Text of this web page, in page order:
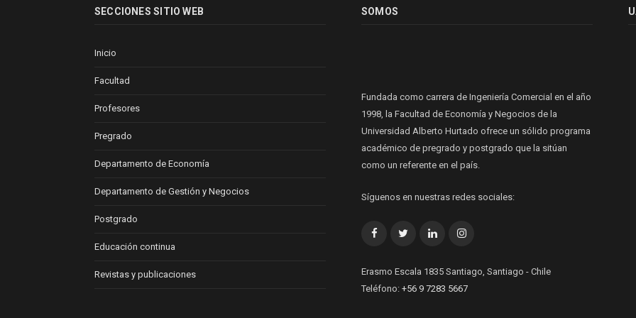
SECCIONES SITIO WEB
Inicio
Facultad
Profesores
Pregrado
Departamento de Economía
Departamento de Gestión y Negocios
Postgrado
Educación continua
Revistas y publicaciones
SOMOS
Fundada como carrera de Ingeniería Comercial en el año
1998, la Facultad de Economía y Negocios de la
Universidad Alberto Hurtado ofrece un sólido programa
académico de pregrado y postgrado que la sitúan
como un referente en el país.
Síguenos en nuestras redes sociales:
FacebookTwitterLinkedInInstagram
Erasmo Escala 1835 Santiago, Santiago - Chile
Teléfono: +56 9 7283 5667